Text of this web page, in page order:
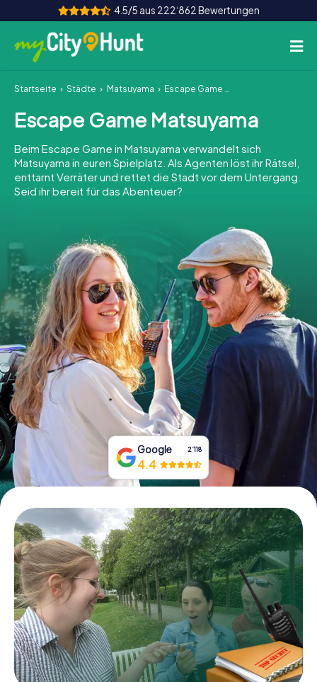
4.5/5 aus 222‘862 Bewertungen
So funktioniert's
Städte
Touren
Teamevent
INT AT CH
DE
ES
FR UK
IE
IT
NL
Tickets buchen
Gutscheine bestellen
Startseite Städte Matsuyama Escape Game Matsuyama
Escape Game Matsuyama
Beim Escape Game in Matsuyama verwandelt sich
Matsuyama in euren Spielplatz. Als Agenten löst ihr Rätsel,
enttarnt Verräter und rettet die Stadt vor dem Untergang.
Seid ihr bereit für das Abenteuer?
Google 2‘118
4.4